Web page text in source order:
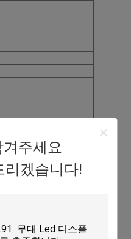
주세요
리겠습니다!
재